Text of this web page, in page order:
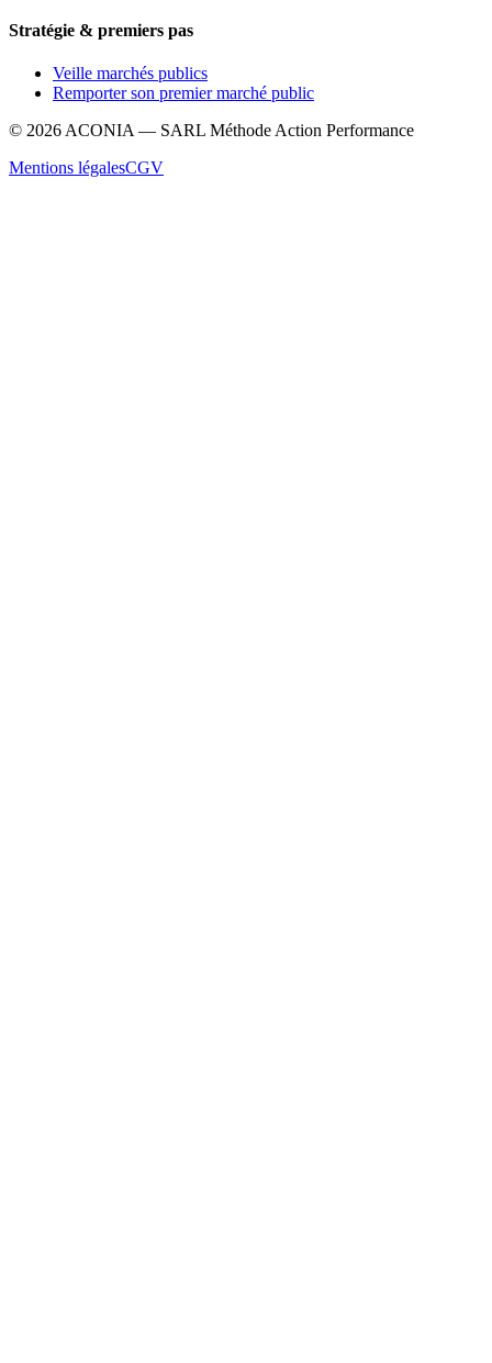
Stratégie & premiers pas
Veille marchés publics
Remporter son premier marché public
© 2026ACONIA — SARL Méthode Action Performance
Mentions légalesCGV